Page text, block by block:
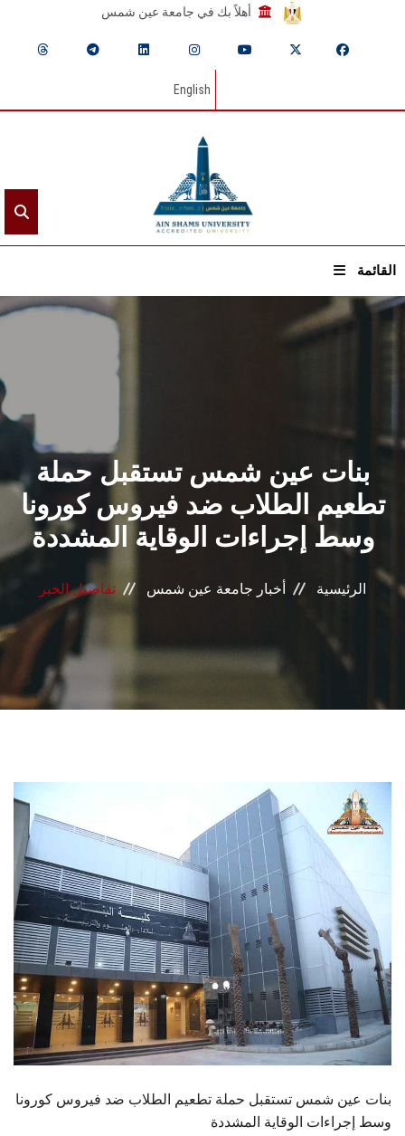
أهلاً بك في جامعة عين شمس
English
القائمة
الرئيسيـة
القطاعـات
الشئون الأكاديمية
البحث العلمي
المراكز والوحدات
الأنظمة الذكية
الطلاب
هيئة التدريس
الدراسات العليا
الخريجين
الموظفون
الزائـرون
سجل الان
بنات عين شمس تستقبل حملة
تطعيم الطلاب ضد فيروس كورونا
وسط إجراءات الوقاية المشددة
الرئيسية أخبار جامعة عين شمس تفاصيل الخبر
بنات عين شمس تستقبل حملة تطعيم الطلاب ضد فيروس كورونا
وسط إجراءات الوقاية المشددة